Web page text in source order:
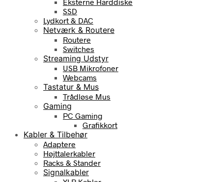
SSD
Lydkort & DAC
Netværk & Routere
Routere
Switches
Streaming Udstyr
USB Mikrofoner
Webcams
Tastatur & Mus
Trådløse Mus
Gaming
PC Gaming
Grafikkort
Kabler & Tilbehør
Adaptere
Højttalerkabler
Racks & Stander
Signalkabler